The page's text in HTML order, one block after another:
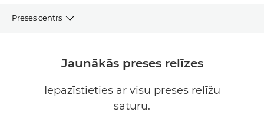
Preses centrs
Jaunākās preses relīzes
Iepazīstieties ar visu preses relīžu
saturu.